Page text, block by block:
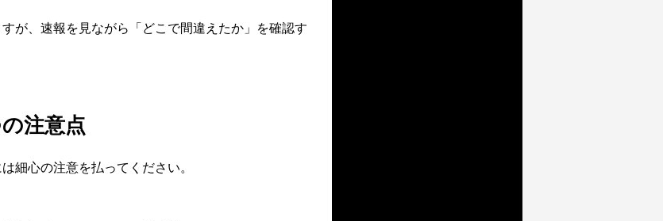
が、速報を見ながら「どこで間違えたか」を確認す
注意点
細心の注意を払ってください。